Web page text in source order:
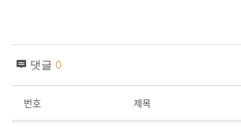
댓글 0
번호 제목